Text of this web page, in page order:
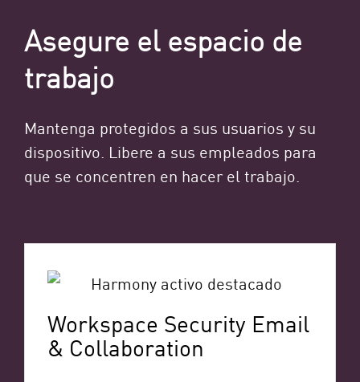
Asegure el espacio de
trabajo
Mantenga protegidos a sus usuarios y su
dispositivo. Libere a sus empleados para
que se concentren en hacer el trabajo.
Workspace Security Email
& Collaboration